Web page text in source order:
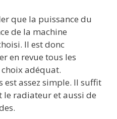
que la puissance du
de la machine
Il est donc
en revue tous les
adéquat.
est assez simple. Il suffit
le radiateur et aussi de